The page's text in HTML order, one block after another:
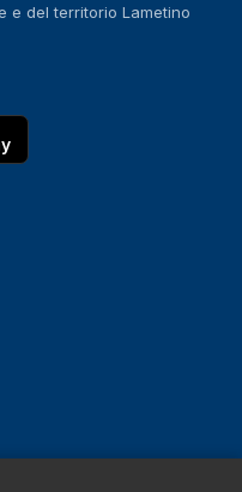
e del territorio Lametino